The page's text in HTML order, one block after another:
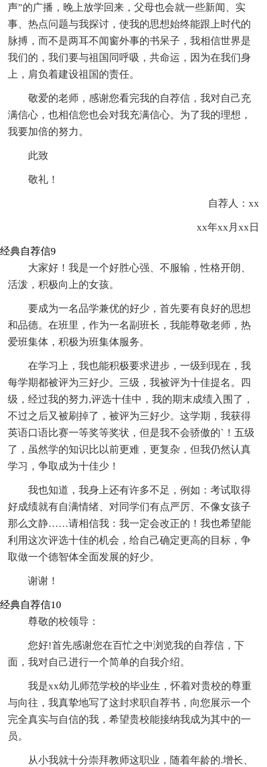
声”的广播，晚上放学回来，父母也会就一些新闻、实
事、热点问题与我探讨，使我的思想始终能跟上时代的
脉搏，而不是两耳不闻窗外事的书呆子，我相信世界是
我们的，我们要与祖国同呼吸，共命运，因为在我们身
上，肩负着建设祖国的责任。
敬爱的老师，感谢您看完我的自荐信，我对自己充
满信心，也相信您也会对我充满信心。为了我的理想，
我要加倍的努力。
此致
敬礼！
自荐人：xx
xx年xx月xx日
经典自荐信9
大家好！我是一个好胜心强、不服输，性格开朗、
活泼，积极向上的女孩。
要成为一名品学兼优的好少，首先要有良好的思想
和品德。在班里，作为一名副班长，我能尊敬老师，热
爱班集体，积极为班集体服务。
在学习上，我也能积极要求进步，一级到现在，我
每学期都被评为三好少。三级，我被评为十佳提名。四
级，经过我的努力,评选十佳中，我的期末成绩入围了，
不过之后又被刷掉了，被评为三好少。这学期，我获得
英语口语比赛一等奖等奖状，但是我不会骄傲的`！五级
了，虽然学的知识比以前更难，更复杂，但我仍然认真
学习，争取成为十佳少！
我也知道，我身上还有许多不足，例如：考试取得
好成绩就有自满情绪、对同学们有点严厉、不像女孩子
那么文静……请相信我：我一定会改正的！我也希望能
利用这次评选十佳的机会，给自己确定更高的目标，争
取做一个德智体全面发展的好少。
谢谢！
经典自荐信10
尊敬的校领导：
您好!首先感谢您在百忙之中浏览我的自荐信，下
面，我对自己进行一个简单的自我介绍。
我是xx幼儿师范学校的毕业生，怀着对贵校的尊重
与向往，我真挚地写了这封求职自荐书，向您展示一个
完全真实与自信的我，希望贵校能接纳我成为其中的一
员。
从小我就十分崇拜教师这职业，随着年龄的.增长、